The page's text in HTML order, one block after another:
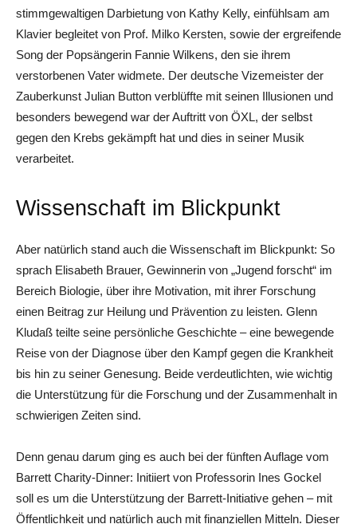
stimmgewaltigen Darbietung von Kathy Kelly, einfühlsam am
Klavier begleitet von Prof. Milko Kersten, sowie der ergreifende
Song der Popsängerin Fannie Wilkens, den sie ihrem
verstorbenen Vater widmete. Der deutsche Vizemeister der
Zauberkunst Julian Button verblüffte mit seinen Illusionen und
besonders bewegend war der Auftritt von ÖXL, der selbst
gegen den Krebs gekämpft hat und dies in seiner Musik
verarbeitet.
Wissenschaft im Blickpunkt
Aber natürlich stand auch die Wissenschaft im Blickpunkt: So
sprach Elisabeth Brauer, Gewinnerin von „Jugend forscht“ im
Bereich Biologie, über ihre Motivation, mit ihrer Forschung
einen Beitrag zur Heilung und Prävention zu leisten. Glenn
Kludaß teilte seine persönliche Geschichte – eine bewegende
Reise von der Diagnose über den Kampf gegen die Krankheit
bis hin zu seiner Genesung. Beide verdeutlichten, wie wichtig
die Unterstützung für die Forschung und der Zusammenhalt in
schwierigen Zeiten sind.
Denn genau darum ging es auch bei der fünften Auflage vom
Barrett Charity-Dinner: Initiiert von Professorin Ines Gockel
soll es um die Unterstützung der Barrett-Initiative gehen – mit
Öffentlichkeit und natürlich auch mit finanziellen Mitteln. Dieser